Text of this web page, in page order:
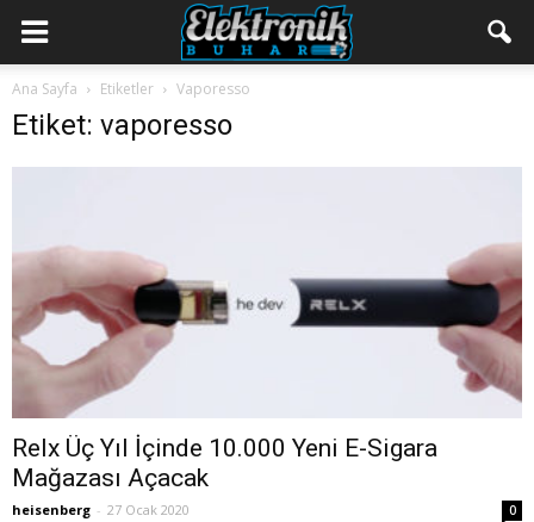
Ana Sayfa Etiketler Vaporesso
Etiket: vaporesso
Relx Üç Yıl İçinde 10.000 Yeni E-Sigara
Mağazası Açacak
heisenberg - 27 Ocak 2020 0